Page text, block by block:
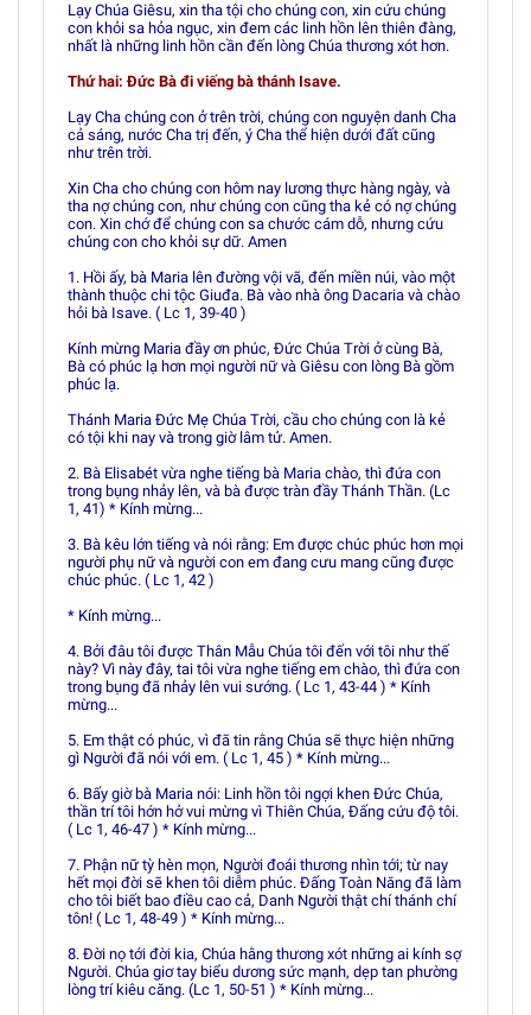
Lạy Chúa Giêsu, xin tha tội cho chúng con, xin cứu chúng
con khỏi sa hỏa ngục, xin đem các linh hồn lên thiên đàng,
nhất là những linh hồn cần đến lòng Chúa thương xót hơn.
Thứ hai: Ðức Bà đi viếng bà thánh Isave.
Lạy Cha chúng con ở trên trời, chúng con nguyện danh Cha
cả sáng, nước Cha trị đến, ý Cha thể hiện dưới đất cũng
như trên trời.
Xin Cha cho chúng con hôm nay lương thực hàng ngày, và
tha nợ chúng con, như chúng con cũng tha kẻ có nợ chúng
con. Xin chớ để chúng con sa chước cám dỗ, nhưng cứu
chúng con cho khỏi sự dữ. Amen
1. Hồi ấy, bà Maria lên đường vội vã, đến miền núi, vào một
thành thuộc chi tộc Giuđa. Bà vào nhà ông Dacaria và chào
hỏi bà Isave. ( Lc 1, 39-40 )
Kính mừng Maria đầy ơn phúc, Ðức Chúa Trời ở cùng Bà,
Bà có phúc lạ hơn mọi người nữ và Giêsu con lòng Bà gồm
phúc lạ.
Thánh Maria Ðức Mẹ Chúa Trời, cầu cho chúng con là kẻ
có tội khi nay và trong giờ lâm tử. Amen.
2. Bà Elisabét vừa nghe tiếng bà Maria chào, thì đứa con
trong bụng nhảy lên, và bà được tràn đầy Thánh Thần. (Lc
1, 41) * Kính mừng...
3. Bà kêu lớn tiếng và nói rằng: Em được chúc phúc hơn mọi
người phụ nữ và người con em đang cưu mang cũng được
chúc phúc. ( Lc 1, 42 )
* Kính mừng...
4. Bởi đâu tôi được Thân Mẫu Chúa tôi đến với tôi như thế
này? Vì này đây, tai tôi vừa nghe tiếng em chào, thì đứa con
trong bụng đã nhảy lên vui sướng. ( Lc 1, 43-44 ) * Kính
mừng...
5. Em thật có phúc, vì đã tin rằng Chúa sẽ thực hiện những
gì Người đã nói với em. ( Lc 1, 45 ) * Kính mừng...
6. Bấy giờ bà Maria nói: Linh hồn tôi ngợi khen Ðức Chúa,
thần trí tôi hớn hở vui mừng vì Thiên Chúa, Ðấng cứu độ tôi.
( Lc 1, 46-47 ) * Kính mừng...
7. Phận nữ tỳ hèn mọn, Người đoái thương nhìn tới; từ nay
hết mọi đời sẽ khen tôi diễm phúc. Ðấng Toàn Năng đã làm
cho tôi biết bao điều cao cả, Danh Người thật chí thánh chí
tôn! ( Lc 1, 48-49 ) * Kính mừng...
8. Ðời nọ tới đời kia, Chúa hằng thương xót những ai kính sợ
Người. Chúa giơ tay biểu dương sức mạnh, dẹp tan phường
lòng trí kiêu căng. (Lc 1, 50-51 ) * Kính mừng...